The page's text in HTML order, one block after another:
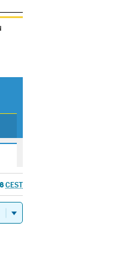
CEST